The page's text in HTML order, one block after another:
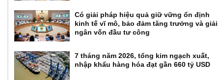
Có giải pháp hiệu quả giữ vững ổn định
kinh tế vĩ mô, bảo đảm tăng trưởng và giải
ngân vốn đầu tư công
7 tháng năm 2026, tổng kim ngạch xuất,
nhập khẩu hàng hóa đạt gần 660 tỷ USD